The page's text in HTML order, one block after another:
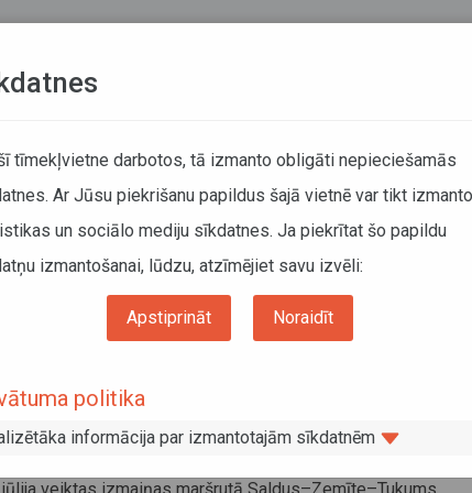
2017, 11:02
grozījumi divos maršruta Rīga–Krāslava reisos
tīmekļvietne darbotos, tā izmanto obligāti nepieciešamās
Ar Jūsu piekrišanu papildus šajā vietnē var tikt
un sociālo mediju sīkdatnes. Ja piekrītat šo papildu
izmantošanai, lūdzu, atzīmējiet savu izvēli:
Apstiprināt Noraidīt
politika
informācija par izmantotajām sīkdatnēm